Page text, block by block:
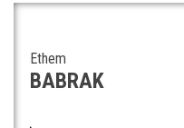
Ethem
BABRAK